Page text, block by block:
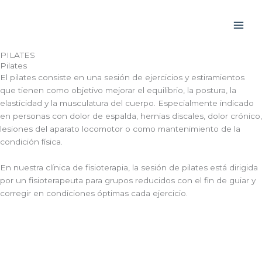
PILATES
Pilates
El pilates consiste en una sesión de ejercicios y estiramientos
que tienen como objetivo mejorar el equilibrio, la postura, la
elasticidad y la musculatura del cuerpo. Especialmente indicado
en personas con dolor de espalda, hernias discales, dolor crónico,
lesiones del aparato locomotor o como mantenimiento de la
condición física.
En nuestra clínica de fisioterapia, la sesión de pilates está dirigida
por un fisioterapeuta para grupos reducidos con el fin de guiar y
corregir en condiciones óptimas cada ejercicio.